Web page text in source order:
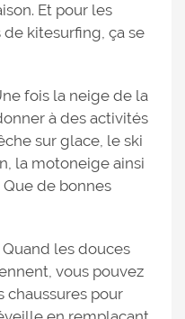
Et pour les
kitesurfing, ça se
fois la neige de la
à des activités
sur glace, le ski
la motoneige ainsi
Que de bonnes
Quand les douces
vous pouvez
chaussures pour